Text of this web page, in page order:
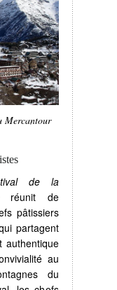
Mercantour
de la
réunit de
pâtissiers
partagent
authentique
au
du